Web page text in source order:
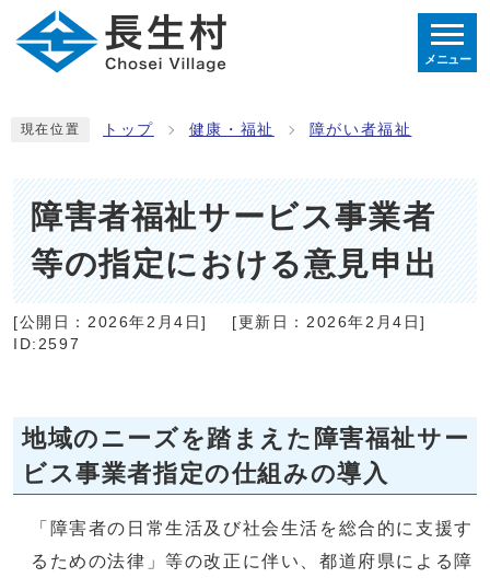
メニュー
現在位置 トップ 健康・福祉 障がい者福祉
障害者福祉サービス事業者
等の指定における意見申出
[公開日： 2026年2月4日] [更新日：2026年2月4日]
ID:2597
地域のニーズを踏まえた障害福祉サー
ビス事業者指定の仕組みの導入
「障害者の日常生活及び社会生活を総合的に支援す
るための法律」等の改正に伴い、都道府県による障